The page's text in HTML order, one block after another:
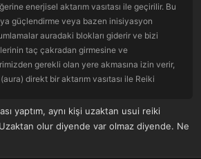
enerjisel aktarım vasıtası ile geçirilir. Bu
güçlendirme veya bazen inisiyasyon
auradaki blokları giderir ve bizi
taç çakradan girmesine ve
gerekli olan yere akmasına izin verir,
direkt bir aktarım vasıtası ile Reiki
açar ve sizi özel Reiki şifa
ayrıca bu enerjileri özel amaçlar
verir.
yaptım, aynı kişi uzaktan usui reiki
Uzaktan olur diyende var olmaz diyende. Ne